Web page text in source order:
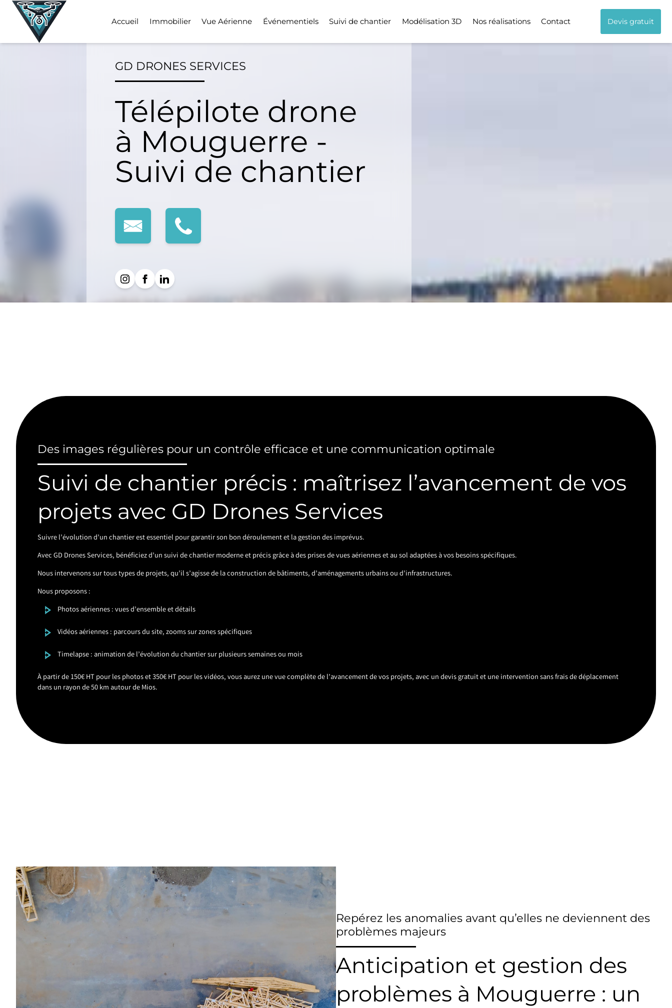
Skip
Accueil Immobilier Vue Aérienne Événementiels Suivi de chantier Modélisation 3D Nos réalisations Contact Devis gratuit
GD DRONES SERVICES
Télépilote drone
à Mouguerre -
Suivi de chantier
Des images régulières pour un contrôle efficace et une communication optimale
Suivi de chantier précis : maîtrisez l’avancement de vos
projets avec GD Drones Services
Suivre l’évolution d’un chantier est essentiel pour garantir son bon déroulement et la gestion des imprévus.
Avec GD Drones Services, bénéficiez d’un suivi de chantier moderne et précis grâce à des prises de vues aériennes et au sol adaptées à vos besoins spécifiques.
Nous intervenons sur tous types de projets, qu’il s’agisse de la construction de bâtiments, d’aménagements urbains ou d’infrastructures.
Nous proposons :
Photos aériennes : vues d’ensemble et détails
Vidéos aériennes : parcours du site, zooms sur zones spécifiques
Timelapse : animation de l’évolution du chantier sur plusieurs semaines ou mois
À partir de 150€ HT pour les photos et 350€ HT pour les vidéos, vous aurez une vue complète de l’avancement de vos projets, avec un devis gratuit et une intervention sans frais de déplacement
dans un rayon de 50 km autour de Mios.
Repérez les anomalies avant qu’elles ne deviennent des
problèmes majeurs
Anticipation et gestion des
problèmes à Mouguerre : un